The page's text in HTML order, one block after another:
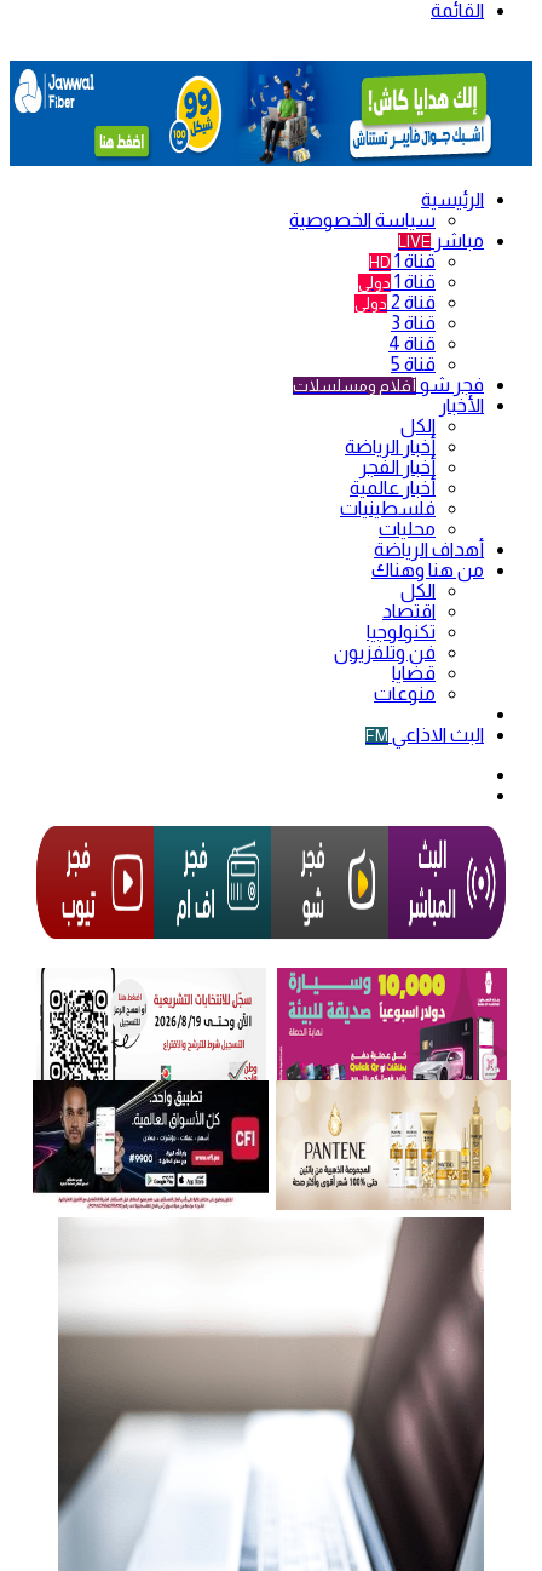
القائمة
الرئيسية
سياسة الخصوصية
مباشر LIVE
قناة 1 HD
قناة 1 دولي
قناة 2 دولي
قناة 3
قناة 4
قناة 5
فجر شو أفلام ومسلسلات
الأخبار
الكل
أخبار الرياضة
أخبار الفجر
أخبار عالمية
فلسطينيات
محليات
أهداف الرياضة
من هنا وهناك
الكل
اقتصاد
تكنولوجيا
فن وتلفزيون
قضايا
منوعات
البث الاذاعي FM